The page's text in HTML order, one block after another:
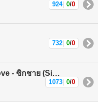
924| 0/0
732 0/0
เธอรักเท่าไหร่ How much you love - ซิกชาย (Sickchild)
1073 0/0